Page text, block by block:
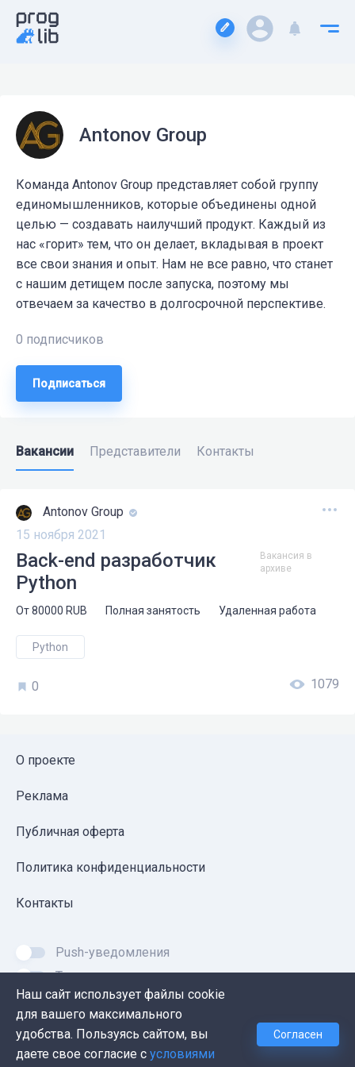
Antonov Group
Команда Antonov Group представляет собой группу
единомышленников, которые объединены одной
целью — создавать наилучший продукт. Каждый из
нас «горит» тем, что он делает, вкладывая в проект
все свои знания и опыт. Нам не все равно, что станет
с нашим детищем после запуска, поэтому мы
отвечаем за качество в долгосрочной перспективе.
0 подписчиков
Подписаться
Вакансии Представители Контакты
Antonov Group
15 ноября 2021
Back-end разработчик
Python
Вакансия в
архиве
От80000 RUB Полная занятость Удаленная работа
Python
0 1079
О проекте
Реклама
Публичная оферта
Политика конфиденциальности
Контакты
Push-уведомления
Темная тема
© 2026, Proglib. При копировании материала ссылка
Наш сайт использует файлы cookie
для вашего максимального
удобства. Пользуясь сайтом, вы
даете свое согласие с условиями
Согласен